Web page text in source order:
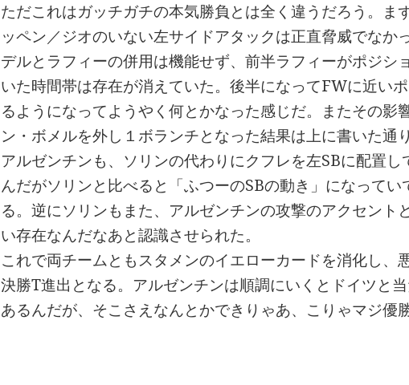
ただこれはガッチガチの本気勝負とは全く違うだろう。ま
ッペン／ジオのいない左サイドアタックは正直脅威でなか
デルとラフィーの併用は機能せず、前半ラフィーがポジシ
いた時間帯は存在が消えていた。後半になってFWに近い
るようになってようやく何とかなった感じだ。またその影
ン・ボメルを外し１ボランチとなった結果は上に書いた通り
アルゼンチンも、ソリンの代わりにクフレを左SBに配置し
んだがソリンと比べると「ふつーのSBの動き」になってい
る。逆にソリンもまた、アルゼンチンの攻撃のアクセント
い存在なんだなあと認識させられた。
これで両チームともスタメンのイエローカードを消化し、
決勝T進出となる。アルゼンチンは順調にいくとドイツと
あるんだが、そこさえなんとかできりゃあ、こりゃマジ優